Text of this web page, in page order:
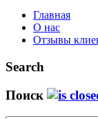
Главная
О нас
Отзывы
Search
Поиск